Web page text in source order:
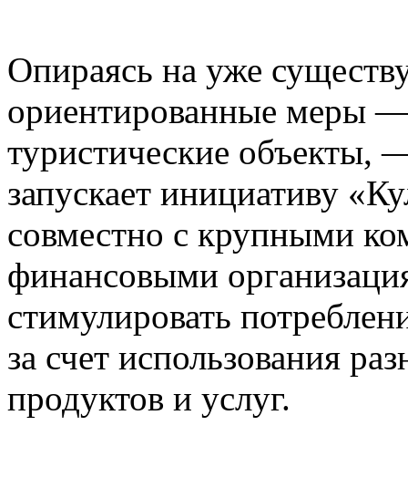
Опираясь на уже
ориентированные меры
туристические объекты,
запускает инициативу
совместно с крупными
финансовыми
стимулировать
за счет использования
продуктов и услуг.